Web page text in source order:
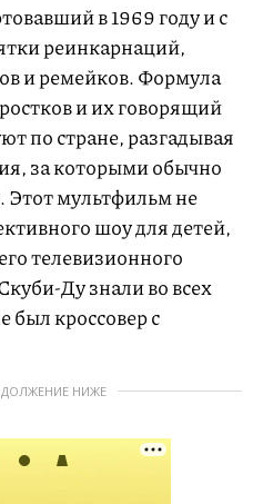
в 1969 году и с
реинкарнаций,
и ремейков. Формула
и их говорящий
по стране, разгадывая
за которыми обычно
Этот мультфильм не
шоу для детей,
телевизионного
Ду знали во всех
был кроссовер с
НИЖЕ